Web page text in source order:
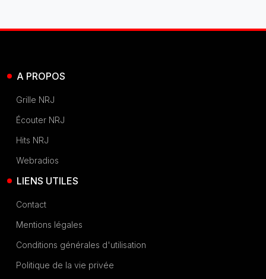
A PROPOS
Grille NRJ
Écouter NRJ
Hits NRJ
Webradios
LIENS UTILES
Contact
Mentions légales
Conditions générales d'utilisation
Politique de la vie privée